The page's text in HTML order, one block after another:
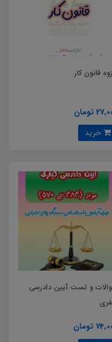
قانون کار
تومان
و تست آیین دادرسی
تومان